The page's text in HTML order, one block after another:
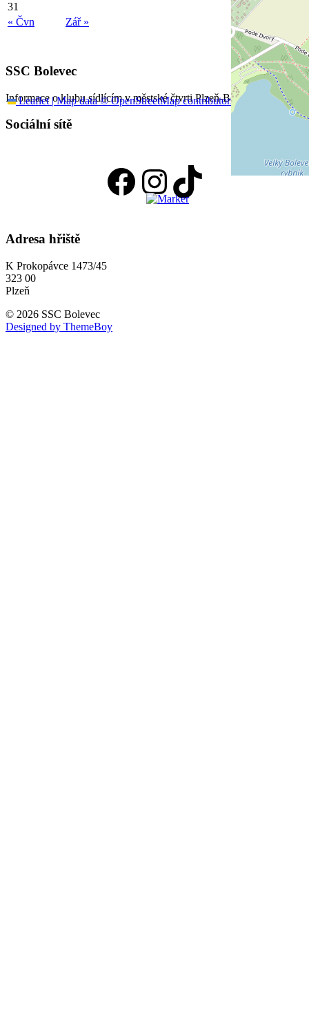
Leaflet |Map data ©OpenStreetMapcontributors
« Čvn Zář »
31
SSC Bolevec
Informace o klubu sídlícím v městské čtvrti Plzeň-Bolevec
Sociální sítě
Facebook
Instagram
TikTok
Adresa hřiště
K Prokopávce 1473/45
323 00
Plzeň
© 2026 SSC Bolevec
Designed by ThemeBoy